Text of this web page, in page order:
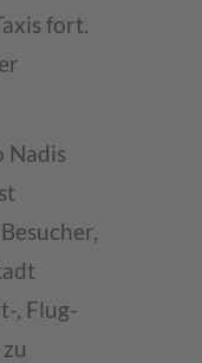
fort.
Nadis
, Flug-